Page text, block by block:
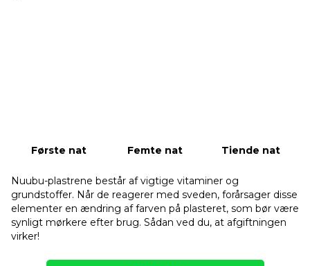
Første nat Femte nat Tiende nat
Nuubu-plastrene består af vigtige vitaminer og
grundstoffer. Når de reagerer med sveden, forårsager disse
elementer en ændring af farven på plasteret, som bør være
synligt mørkere efter brug. Sådan ved du, at afgiftningen
virker!